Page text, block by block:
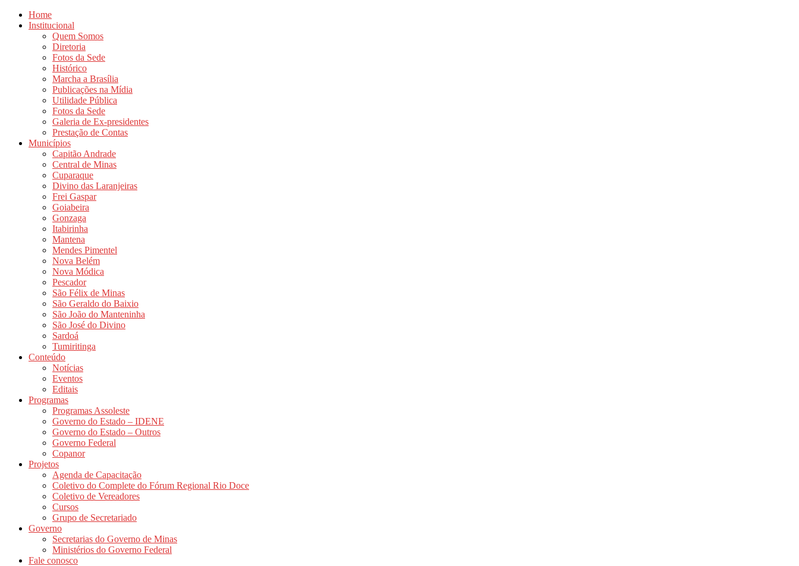
Home
Institucional
Quem Somos
Diretoria
Fotos da Sede
Histórico
Marcha a Brasília
Publicações na Mídia
Utilidade Pública
Fotos da Sede
Galeria de Ex-presidentes
Prestação de Contas
Municípios
Capitão Andrade
Central de Minas
Cuparaque
Divino das Laranjeiras
Frei Gaspar
Goiabeira
Gonzaga
Itabirinha
Mantena
Mendes Pimentel
Nova Belém
Nova Módica
Pescador
São Félix de Minas
São Geraldo do Baixio
São João do Manteninha
São José do Divino
Sardoá
Tumiritinga
Conteúdo
Notícias
Eventos
Editais
Programas
Programas Assoleste
Governo do Estado – IDENE
Governo do Estado – Outros
Governo Federal
Copanor
Projetos
Agenda de Capacitação
Coletivo do Complete do Fórum Regional Rio Doce
Coletivo de Vereadores
Cursos
Grupo de Secretariado
Governo
Secretarias do Governo de Minas
Ministérios do Governo Federal
Fale conosco